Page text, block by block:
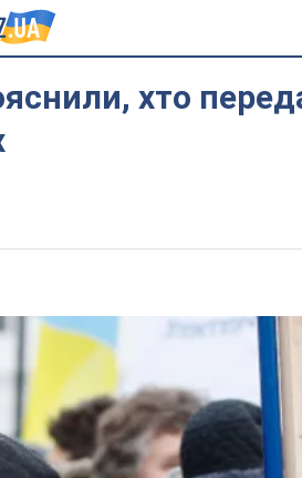
хто